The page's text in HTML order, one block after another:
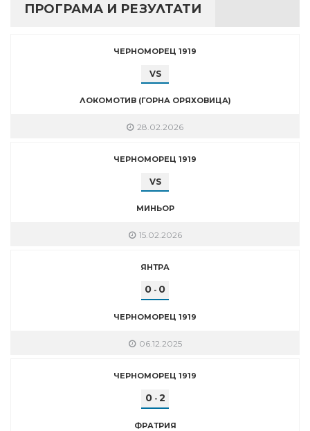
ПРОГРАМА И РЕЗУЛТАТИ
ЧЕРНОМОРЕЦ 1919
VS
ЛОКОМОТИВ (ГОРНА ОРЯХОВИЦА)
28.02.2026
ЧЕРНОМОРЕЦ 1919
VS
МИНЬОР
15.02.2026
ЯНТРА
0 - 0
ЧЕРНОМОРЕЦ 1919
06.12.2025
ЧЕРНОМОРЕЦ 1919
0- 2
ФРАТРИЯ